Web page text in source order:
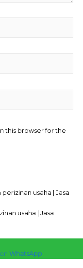
this browser for the
usaha | Jasa
usaha | Jasa
WhatsApp